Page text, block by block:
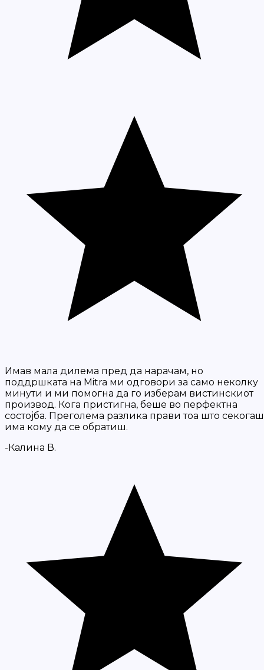
Имав мала дилема пред да нарачам, но
поддршката на Mitra ми одговори за само неколку
минути и ми помогна да го изберам вистинскиот
производ. Кога пристигна, беше во перфектна
состојба. Преголема разлика прави тоа што секогаш
има кому да се обратиш.
-Калина В.